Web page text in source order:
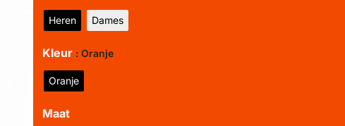
Heren Dames
Kleur : Oranje
Oranje
Maat